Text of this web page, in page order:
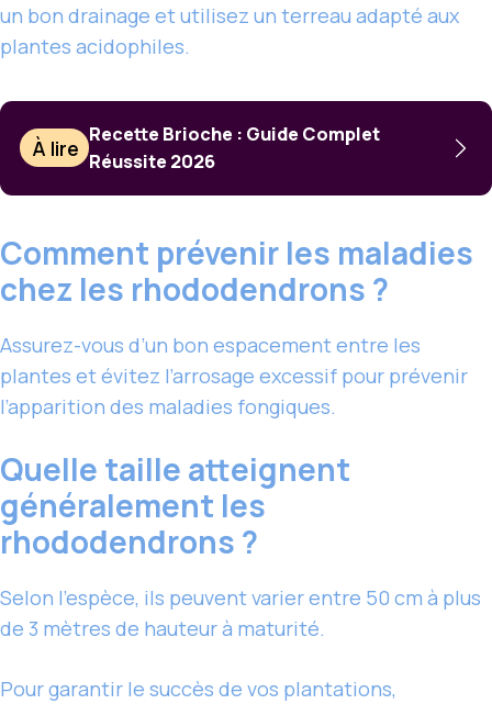
un bon drainage et utilisez un terreau adapté aux
plantes acidophiles.
À lire
Recette Brioche : Guide Complet
Réussite 2026
Comment prévenir les maladies
chez les rhododendrons ?
Assurez-vous d’un bon espacement entre les
plantes et évitez l’arrosage excessif pour prévenir
l’apparition des maladies fongiques.
Quelle taille atteignent
généralement les
rhododendrons ?
Selon l’espèce, ils peuvent varier entre 50 cm à plus
de 3 mètres de hauteur à maturité.
Pour garantir le succès de vos plantations,